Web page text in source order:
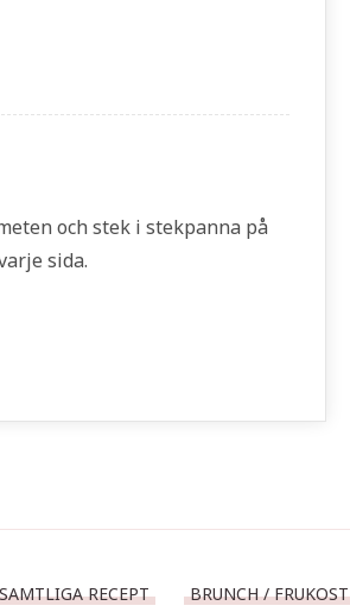
och stek i stekpanna på
sida.
RECEPT
BRUNCH / FRUKOST